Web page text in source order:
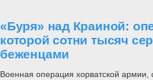
«Буря» над Краиной:
которой сотни тысяч
беженцами
Военная операция хорватской